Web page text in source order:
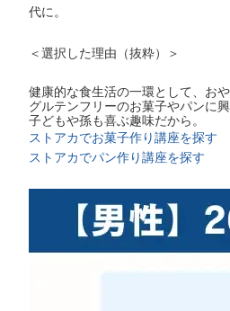
代に。
＜選択した理由（抜粋）＞
健康的な食生活の一環として、お
グルテンフリーのお菓子やパンに興
子どもや孫も喜ぶ趣味だから。
ストアカでお菓子作り講座を探す
ストアカでパン作り講座を探す